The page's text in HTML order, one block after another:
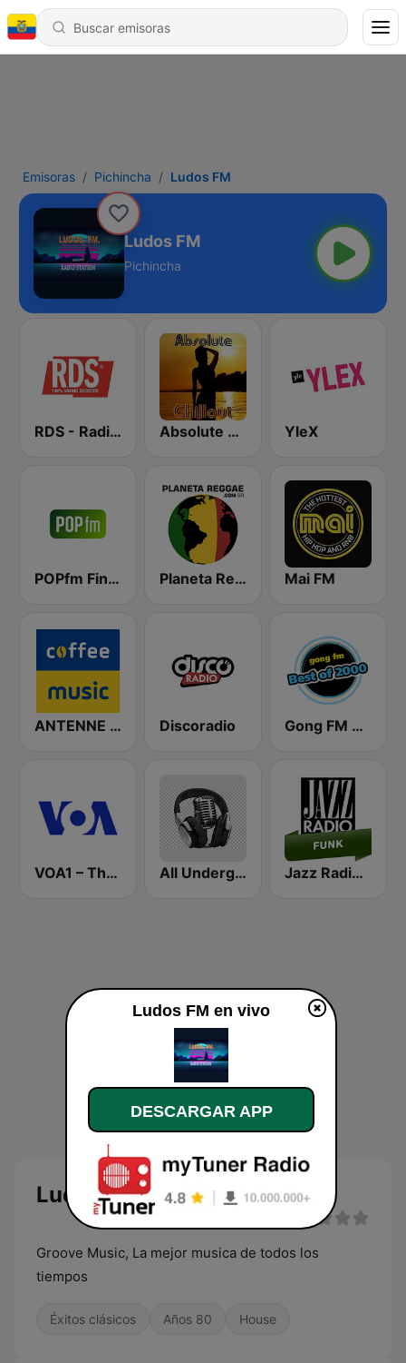
Emisoras Pichincha Ludos FM
Ludos FM
Pichincha
RDS - Radio Dimensione Suono Absolute Chillout YleX
POPfm Finland Planeta Reggae Mai FM
ANTENNE BAYERN Coffee Music Discoradio Gong FM Best of 2000
VOA1 – The Hits All Underground Hip Hop Radio Jazz Radio Funk
Ludos FM
Groove Music, La mejor musica de todos los
tiempos
Éxitos clásicos Años 80 House
Ludos FM en vivo
DESCARGAR APP